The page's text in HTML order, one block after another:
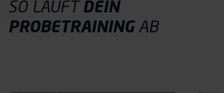
SO LÄUFT DEIN
PROBETRAINING AB